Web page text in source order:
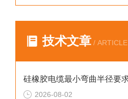
技术文章 / ARTICLE
2026-08-02